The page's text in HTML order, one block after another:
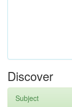
Discover
Subject